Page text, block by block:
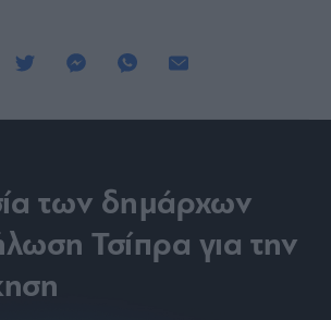
των δημάρχων
Τσίπρα για την